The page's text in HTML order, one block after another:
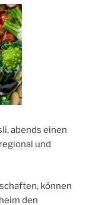
abends einen
und
können
den